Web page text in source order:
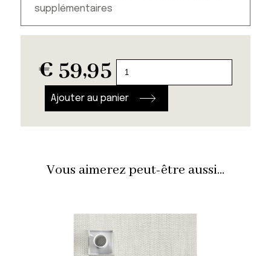
€ 59,95
supplémentaires
Set
de
Ajouter au panier
Vous aimerez peut-être aussi...